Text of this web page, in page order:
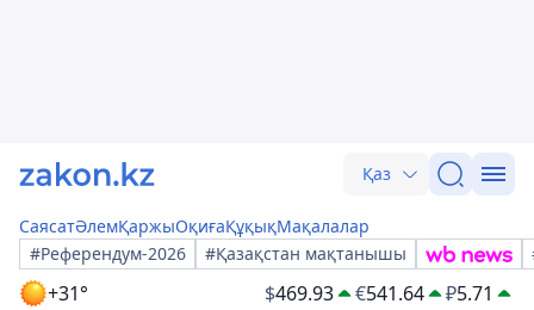
Қаз
СаясатӘлемҚаржыОқиғаҚұқықМақалалар
#Референдум-2026
#Қазақстан мақтанышы
+31° $469.93 €541.64 ₽5.71